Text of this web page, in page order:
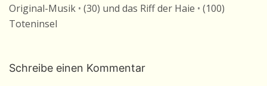
Original-Musik • (30) und das Riff der Haie • (100)
Toteninsel
Schreibe einen Kommentar